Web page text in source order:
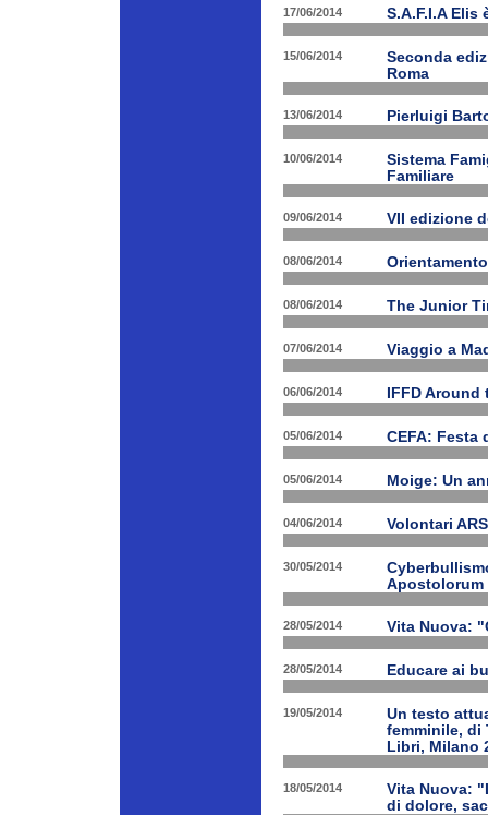
17/06/2014 S.A.F.I.A Elis
15/06/2014
Seconda
Roma
13/06/2014 Pierluigi
10/06/2014
Sistema
Familiare
09/06/2014 VII edizione
08/06/2014
08/06/2014 The Junior
07/06/2014 Viaggio a
06/06/2014 IFFD
05/06/2014 CEFA: Festa
05/06/2014 Moige: Un
04/06/2014 Volontari
30/05/2014
Apostolorum
28/05/2014 Vita Nuova:
28/05/2014 Educare ai
19/05/2014
Un testo
femminile, di
Libri, Milano
18/05/2014
Vita Nuova:
di dolore,